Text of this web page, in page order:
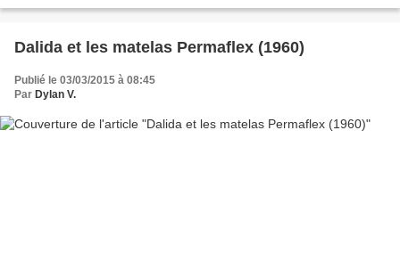
Dalida et les matelas Permaflex (1960)
Publié le 03/03/2015 à 08:45
Par Dylan V.